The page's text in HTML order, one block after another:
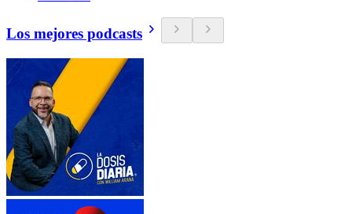
Los mejores podcasts